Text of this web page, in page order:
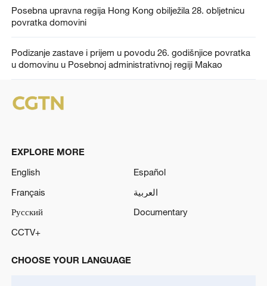
Posebna upravna regija Hong Kong obilježila 28. obljetnicu
povratka domovini
Podizanje zastave i prijem u povodu 26. godišnjice povratka
u domovinu u Posebnoj administrativnoj regiji Makao
EXPLORE MORE
English
Español
Français
العربية
Русский
Documentary
CCTV+
CHOOSE YOUR LANGUAGE